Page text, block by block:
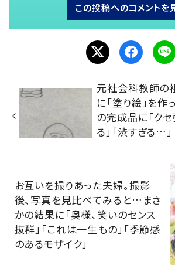
この投稿へのコメントを
元社会科教師の
に「塗り絵」を
の完成品に「ク
る」「渋すぎる…」
お互いを撮りあった夫婦。撮影
後、写真を見比べてみると…まさ
かの結果に「奥様、笑いのセンス
抜群」「これは一生もの」「季節感
のあるモザイク」